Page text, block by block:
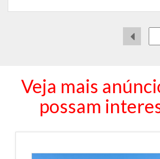
Veja mais
possam